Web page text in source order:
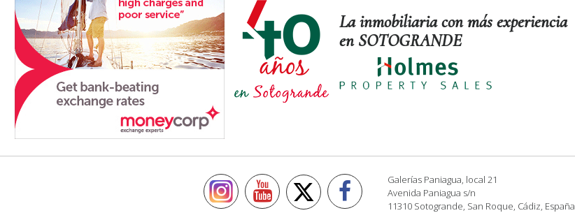
La inmobiliaria con más experiencia
en SOTOGRANDE
Galerías Paniagua, local 21
Avenida Paniagua s/n
11310 Sotogrande, San Roque, Cádiz, España